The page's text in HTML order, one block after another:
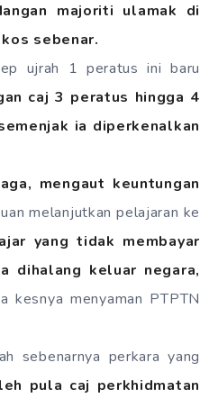
majoriti ulamak di
sebenar.
ujrah 1 peratus ini baru
caj 3 peratus hingga 4
ia diperkenalkan
mengaut keuntungan
melanjutkan pelajaran ke
yang tidak membayar
dihalang keluar negara,
kesnya menyaman PTPTN
sebenarnya perkara yang
pula caj perkhidmatan